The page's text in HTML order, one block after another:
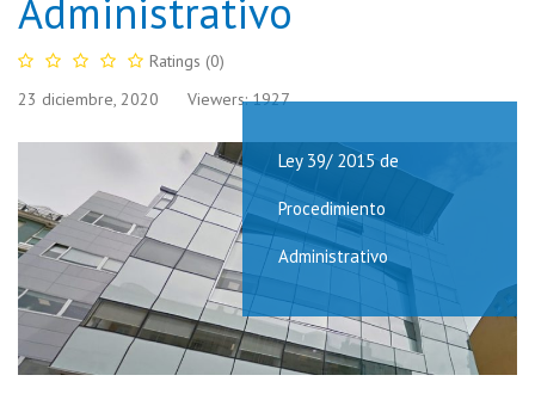
Administrativo
Ratings (0)
23 diciembre, 2020
Viewers: 1927
Ley 39/ 2015 de
Procedimiento
Administrativo